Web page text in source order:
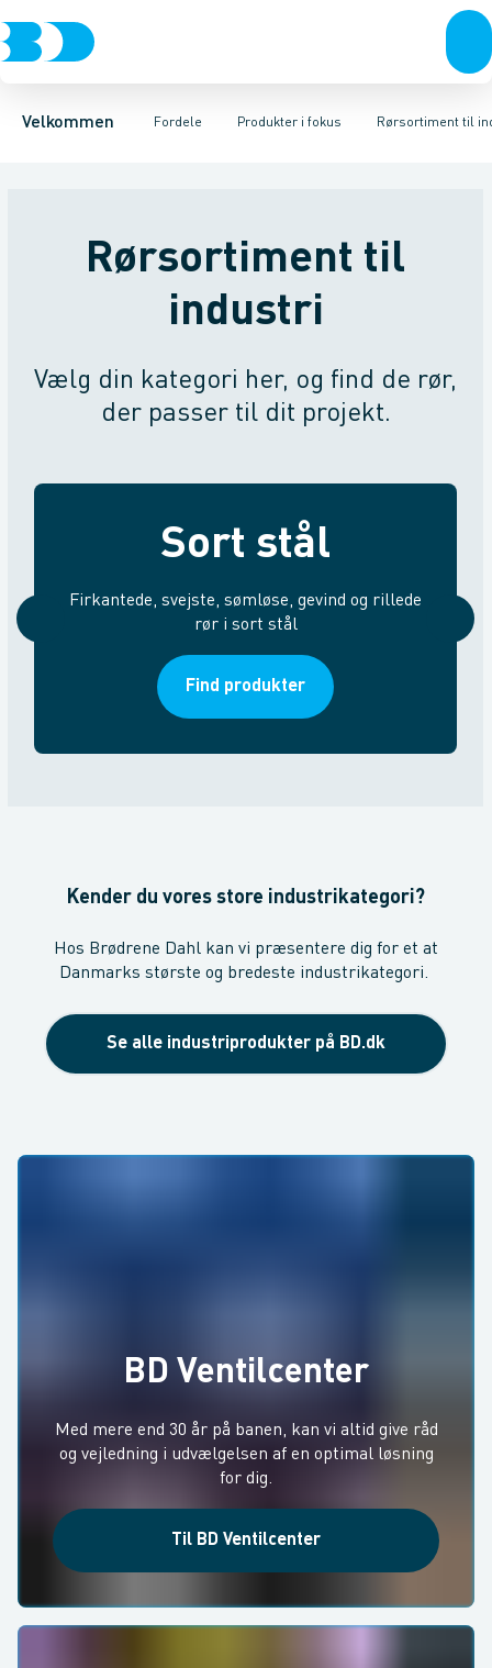
Velkommen Fordele
ProdukterKontaktBæredygtighedBD+
Produkter i fokus
Kampagner og messer24-7 BD appLevering BD.dk services
Rørsortiment til
Leverandører ProduktdokumenterEgne varemærkerHåndfri
Rørsortiment til
industri
Vælg din kategori her, og find de rør,
der passer til dit projekt.
Sort stål
Firkantede, svejste, sømløse, gevind og rillede
rør i sort stål
Find produkter
Kender du vores store industrikategori?
Hos Brødrene Dahl kan vi præsentere dig for et at
Danmarks største og bredeste industrikategori.
Se alle industriprodukter på BD.dk
BD Ventilcenter
Med mere end 30 år på banen, kan vi altid give råd
og vejledning i udvælgelsen af en optimal løsning
for dig.
Til BD Ventilcenter